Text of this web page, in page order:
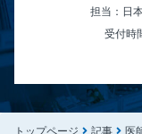
担当：日
受付時
トップページ 記事 医